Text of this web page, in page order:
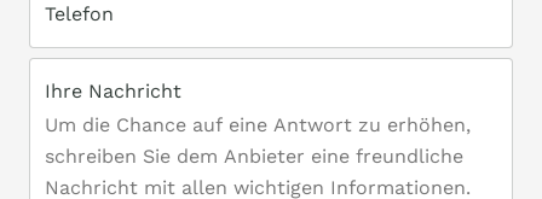
Telefon
Ihre Nachricht